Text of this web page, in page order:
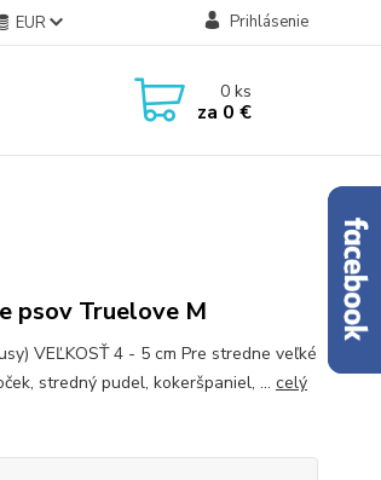
EUR Prihlásenie
0ks
za 0 €
psov Truelove M
VEĽKOSŤ 4 - 5 cm Pre stredne veľké
stredný pudel, kokeršpaniel, ... celý